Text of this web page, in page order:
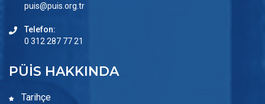
puis@puis.org.tr
Telefon:
0 312 287 77 21
PÜİS HAKKINDA
Tarihçe